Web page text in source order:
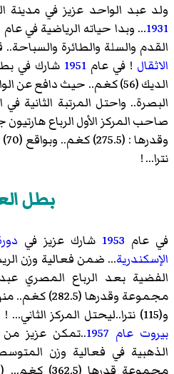
ولد عبد الواحد عزيز في مدينة
1931... وبدا حياته الرياضية في عام
القدم والسلة والطائرة
الاثقال ! في عام 1951 شارك في
الديك (56) كغم.. حيث دافع
صاحب المركز الأول الرباعهارتيون
نترا... !
بطل
في عام 1953 شارك عزيز في
الإسكندرية
الفضية بعد الرباع المصري
و(115) نترا..ليحتل المركز الثاني... ! وفي
بيروت عام 1957
..تمكن عزيز من